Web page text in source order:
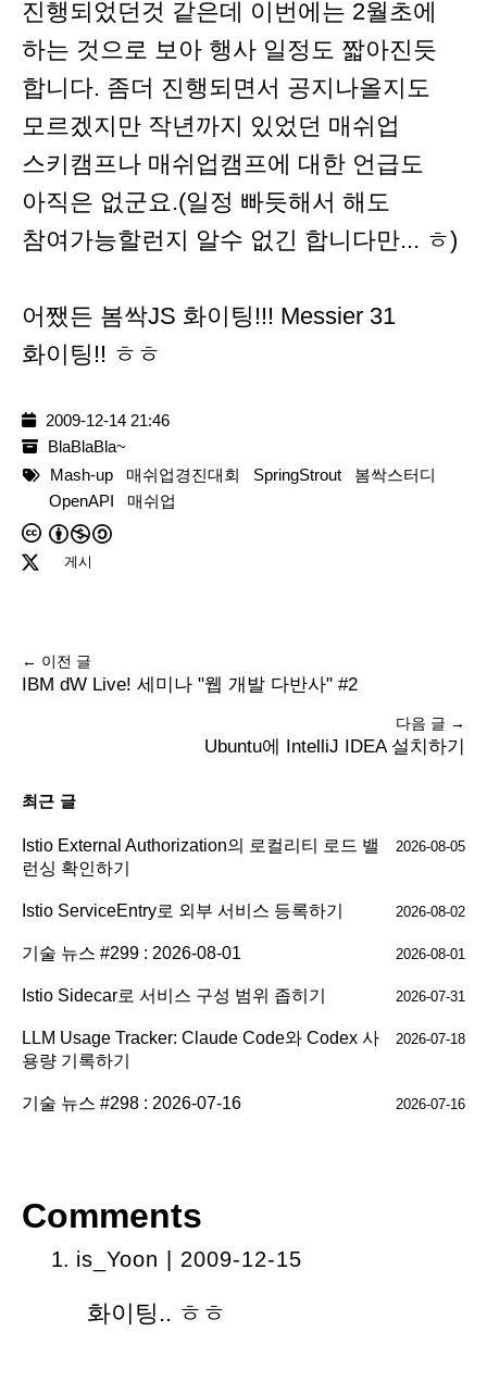
진행되었던것 같은데 이번에는 2월초에
하는 것으로 보아 행사 일정도 짧아진듯
합니다. 좀더 진행되면서 공지나올지도
모르겠지만 작년까지 있었던 매쉬업
스키캠프나 매쉬업캠프에 대한 언급도
아직은 없군요.(일정 빠듯해서 해도
참여가능할런지 알수 없긴 합니다만... ㅎ)
어쨌든 봄싹JS 화이팅!!! Messier 31
화이팅!! ㅎㅎ
2009-12-14 21:46
BlaBlaBla~
Mash-up
매쉬업경진대회 SpringStrout
봄싹스터디
OpenAPI
매쉬업
게시
← 이전 글
IBM dW Live! 세미나 "웹 개발 다반사" #2
다음 글 →
Ubuntu에 IntelliJ IDEA 설치하기
최근 글
Istio External Authorization의 로컬리티 로드 밸
런싱 확인하기
2026-08-05
Istio ServiceEntry로 외부 서비스 등록하기 2026-08-02
기술 뉴스 #299 : 2026-08-01 2026-08-01
Istio Sidecar로 서비스 구성 범위 좁히기 2026-07-31
LLM Usage Tracker: Claude Code와 Codex 사
용량 기록하기
2026-07-18
기술 뉴스 #298 : 2026-07-16 2026-07-16
Comments
is_Yoon | 2009-12-15
화이팅.. ㅎㅎ